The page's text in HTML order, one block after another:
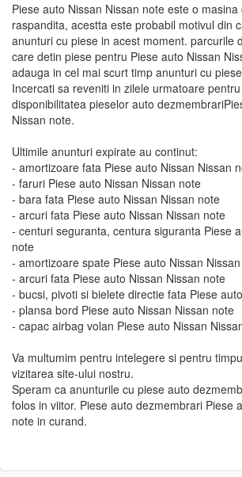
Piese auto Nissan Nissan note este o
raspandita, acestta este probabil motivul din
anunturi cu piese in acest moment. parcurile
care detin piese pentru Piese auto Nissan
adauga in cel mai scurt timp anunturi cu
Incercati sa reveniti in zilele urmatoare
disponibilitatea pieselor auto
Nissan note.
Ultimile anunturi expirate au continut:
- amortizoare fata Piese auto Nissan Nissan
- faruri Piese auto Nissan Nissan note
- bara fata Piese auto Nissan Nissan note
- arcuri fata Piese auto Nissan Nissan note
- centuri seguranta, centura siguranta Piese
note
- amortizoare spate Piese auto Nissan
- arcuri fata Piese auto Nissan Nissan note
- bucsi, pivoti si bielete directie fata Piese
- plansa bord Piese auto Nissan Nissan note
- capac airbag volan Piese auto Nissan
Va multumim pentru intelegere si pentru
vizitarea site-ului nostru.
Speram ca anunturile cu piese auto
folos in viitor. Piese auto dezmembrari Piese
note in curand.